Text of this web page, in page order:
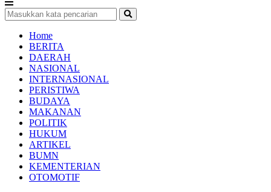
Home
BERITA
DAERAH
NASIONAL
INTERNASIONAL
PERISTIWA
BUDAYA
MAKANAN
POLITIK
HUKUM
ARTIKEL
BUMN
KEMENTERIAN
OTOMOTIF